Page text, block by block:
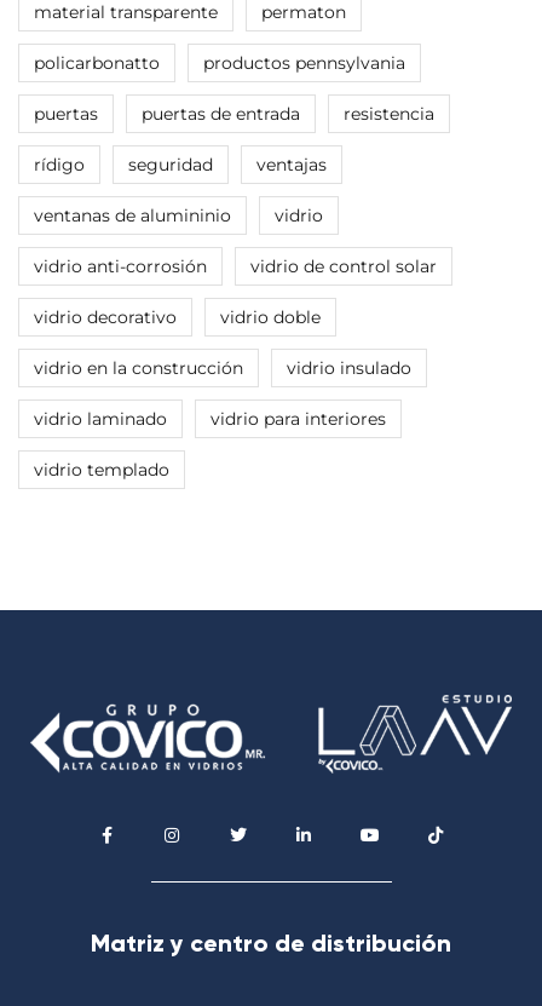
material transparente permaton
policarbonatto productos pennsylvania
puertas puertas de entrada resistencia
rídigo seguridad ventajas
ventanas de alumininio vidrio
vidrio anti-corrosión vidrio de control solar
vidrio decorativo vidrio doble
vidrio en la construcción vidrio insulado
vidrio laminado vidrio para interiores
vidrio templado
Matriz y centro de distribución